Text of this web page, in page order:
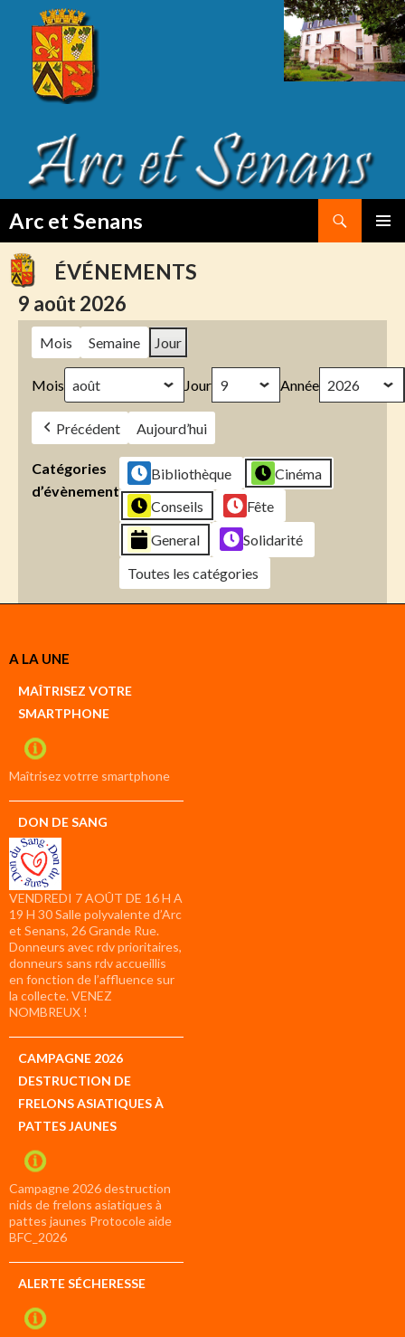
Arc et Senans
TO
CONTENTÉVÉNEMENTS
9 août 2026
Mois Semaine Jour
Mois Jour Année
Précédent Aujourd’hui
Catégories
d’évènement
Bibliothèque
Cinéma
Conseils
Fête
General
Solidarité
Toutes les catégories
Créer
compte
compte
A LA UNE
MAÎTRISEZ VOTRE
SMARTPHONE
Maîtrisez votrre smartphone
DON DE SANG
VENDREDI 7 AOÛT DE 16 H A
19 H 30 Salle polyvalente d’Arc
et Senans, 26 Grande Rue.
Donneurs avec rdv prioritaires,
donneurs sans rdv accueillis
en fonction de l’affluence sur
la collecte. VENEZ
NOMBREUX !
CAMPAGNE 2026
DESTRUCTION DE
FRELONS ASIATIQUES À
PATTES JAUNES
Campagne 2026 destruction
nids de frelons asiatiques à
pattes jaunes Protocole aide
BFC_2026
ALERTE SÉCHERESSE